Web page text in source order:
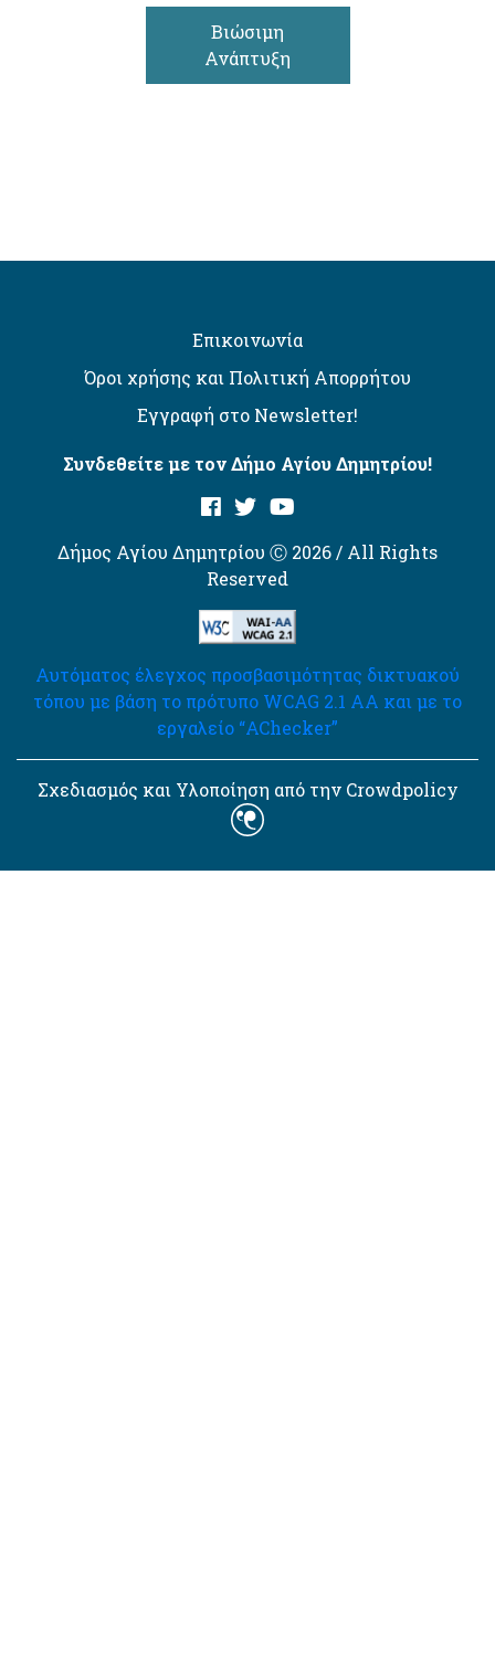
Βιώσιμη
Ανάπτυξη
Επικοινωνία
Όροι χρήσης και Πολιτική Απορρήτου
Εγγραφή στο Newsletter!
Συνδεθείτε με τον Δήμο Αγίου Δημητρίου!
Δήμος Αγίου Δημητρίου Ⓒ 2026 / All Rights
Reserved
Αυτόματος έλεγχος προσβασιμότητας δικτυακού
τόπου με βάση το πρότυπο WCAG 2.1 AA και με το
εργαλείο “AChecker”
Σχεδιασμός και Υλοποίηση από την Crowdpolicy